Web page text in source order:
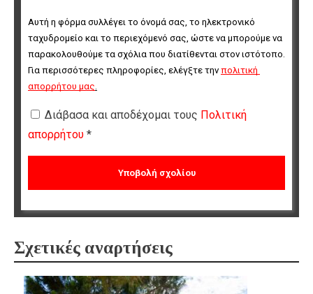
Αυτή η φόρμα συλλέγει το όνομά σας, το ηλεκτρονικό
ταχυδρομείο και το περιεχόμενό σας, ώστε να μπορούμε να
παρακολουθούμε τα σχόλια που διατίθενται στον ιστότοπο.
Για περισσότερες πληροφορίες, ελέγξτε την πολιτική
απορρήτου μας
Διάβασα και αποδέχομαι τους Πολιτική
απορρήτου *
Σχετικές αναρτήσεις